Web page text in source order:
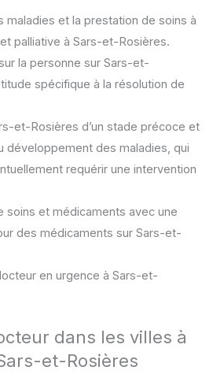
maladies et la prestation de soins à
palliative à Sars-et-Rosières.
la personne sur Sars-et-
spécifique à la résolution de
et-Rosières d’un stade précoce et
développement des maladies, qui
requérir une intervention
soins et médicaments avec une
des médicaments sur Sars-et-
en urgence à Sars-et-
dans les villes à
et-Rosières